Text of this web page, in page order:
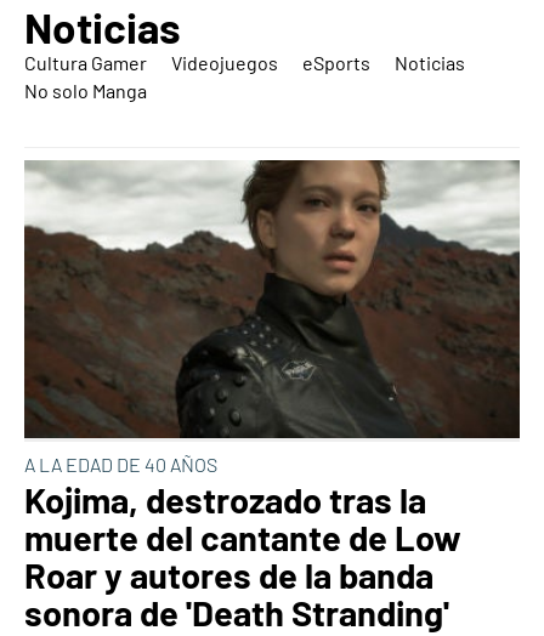
Noticias
Cultura Gamer Videojuegos eSports
Noticias
No solo Manga
A LA EDAD DE 40 AÑOS
Kojima, destrozado tras la
muerte del cantante de Low
Roar y autores de la banda
sonora de 'Death Stranding'